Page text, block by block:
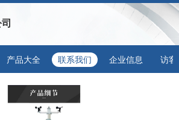
产品大全 联系我们 企业信息 访客